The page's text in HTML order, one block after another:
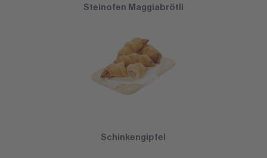
Steinofen Maggiabrötli
Schinkengipfel